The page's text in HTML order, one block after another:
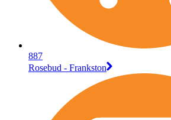
887
Rosebud - Frankston